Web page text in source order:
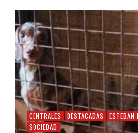
CENTRALES DESTACADAS
ESTEBAN
SOCIEDAD